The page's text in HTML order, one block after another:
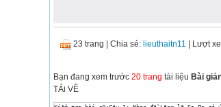
23 trang Chia sẻ: lieuthaitn11 | Lượt
Bạn đang xem trước 20 trang tài liệu Bài
TẢi VỀ